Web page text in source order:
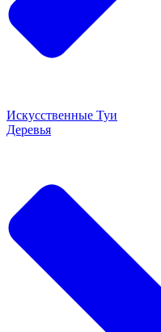
Искусственные Туи
Деревья